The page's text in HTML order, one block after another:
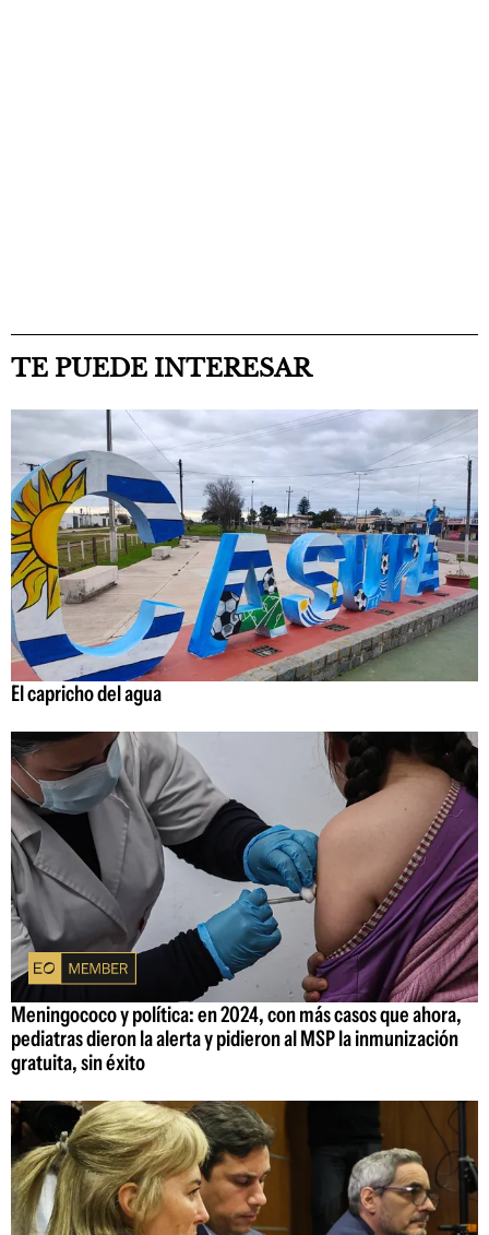
TE PUEDE INTERESAR
El capricho del agua
Meningococo y política: en 2024, con más casos que ahora,
pediatras dieron la alerta y pidieron al MSP la inmunización
gratuita, sin éxito